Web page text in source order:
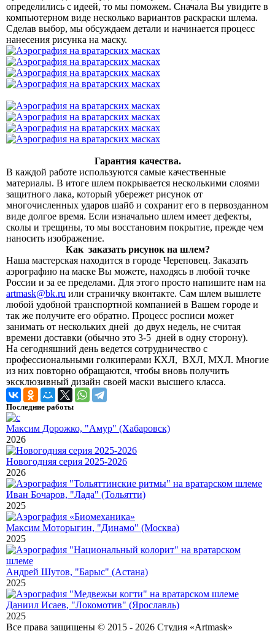
определились с идеей, то мы поможем. Сначала Вы увидите в
компьютерном виде несколько вариантов раскраски шлема.
Сделав выбор, мы обсуждаем детали и начинается процесс
нанесения рисунка на маску.
Гарантия качества.
В каждой работе используются самые качественные
материалы. В итоге шлем покрывается несколькими слоями
защитного лака, который убережет рисунок от
многочисленных ударов шайб и сохранит его в первозданном
виде долгое время. Если изначально шлем имеет дефекты,
сколы и трещины, то мы восстановим покрытие, прежде чем
наносить изображение.
Как заказать рисунок на шлем?
Наша мастерская находится в городе Череповец. Заказать
аэрографию на маске Вы можете, находясь в любой точке
России и за ее пределами. Для этого просто напишите нам на
artmask@bk.ru или страничку вконтакте. Сам шлем вышлете
любой удобной транспортной компанией в Вашем городе и
так же получите его обратно. Процесс росписи может
занимать от нескольких дней до двух недель, не считая
времени доставки (обычно это 3-5 дней в одну сторону).
На сегодняшний день ведется сотрудничество с
профессиональными голкиперами КХЛ, ВХЛ, МХЛ. Многие
из них повторно обращаются, чтобы вновь получить
эксклюзивный дизайн своей маски высшего класса.
Последние работы
Максим Дорожко, "Амур" (Хабаровск)
2026
Новогодняя серия 2025-2026
2026
Иван Бочаров, "Лада" (Тольятти)
2025
Максим Моторыгин, "Динамо" (Москва)
2025
Андрей Шутов, "Барыс" (Астана)
2025
Даниил Исаев, "Локомотив" (Ярославль)
2025
Все права защищены © 2015 - 2026 Студия «Artmask»